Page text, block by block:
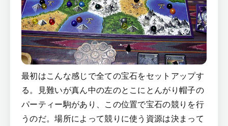
最初はこんな感じで全ての宝石をセットアップす
る。見難いが真ん中の左のとこにとんがり帽子の
パーティー駒があり、この位置で宝石の競りを行
うのだ。場所によって競りに使う資源は決まって